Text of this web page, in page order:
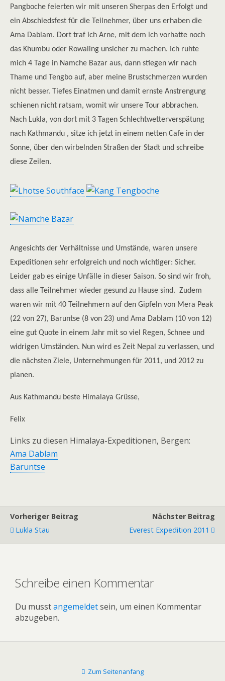
Pangboche feierten wir mit unseren Sherpas den Erfolgt und
ein Abschiedsfest für die Teilnehmer, über uns erhaben die
Ama Dablam. Dort traf ich Arne, mit dem ich vorhatte noch
das Khumbu oder Rowaling unsicher zu machen. Ich ruhte
mich 4 Tage in Namche Bazar aus, dann stiegen wir nach
Thame und Tengbo auf, aber meine Brustschmerzen wurden
nicht besser. Tiefes Einatmen und damit ernste Anstrengung
schienen nicht ratsam, womit wir unsere Tour abbrachen.
Nach Lukla, von dort mit 3 Tagen Schlechtwetterverspätung
nach Kathmandu , sitze ich jetzt in einem netten Cafe in der
Sonne, über den wirbelnden Straßen der Stadt und schreibe
diese Zeilen.
Angesichts der Verhältnisse und Umstände, waren unsere
Expeditionen sehr erfolgreich und noch wichtiger: Sicher.
Leider gab es einige Unfälle in dieser Saison. So sind wir froh,
dass alle Teilnehmer wieder gesund zu Hause sind. Zudem
waren wir mit 40 Teilnehmern auf den Gipfeln von Mera Peak
(22 von 27), Baruntse (8 von 23) und Ama Dablam (10 von 12) 
eine gut Quote in einem Jahr mit so viel Regen, Schnee und
widrigen Umständen. Nun wird es Zeit Nepal zu verlassen, und
die nächsten Ziele, Unternehmungen für 2011, und 2012 zu
planen.
Aus Kathmandu beste Himalaya Grüsse,
Felix
Links zu diesen Himalaya-Expeditionen, Bergen:
Ama Dablam
Baruntse
Vorheriger Beitrag
Lukla Stau
Nächster Beitrag
Everest Expedition 2011
Schreibe einen Kommentar
Du musstangemeldetsein, um einen Kommentar
abzugeben.
Zum Seitenanfang